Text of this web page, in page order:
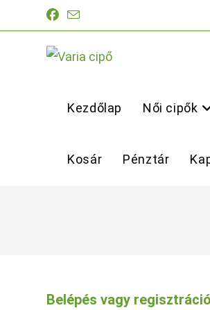
Kezdőlap Női cipők
Kosár Pénztár
Belépés vagy regisztráció